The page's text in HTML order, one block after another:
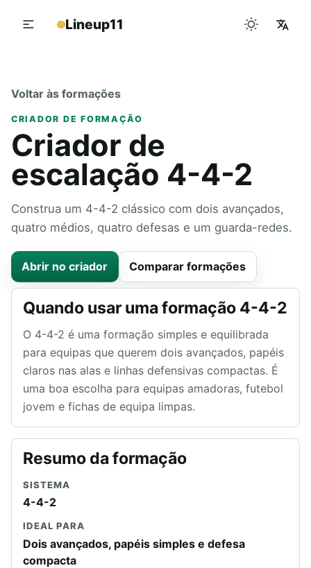
Lineup11
Voltar às formações
CRIADOR DE FORMAÇÃO
Criador de
escalação 4-4-2
Construa um 4-4-2 clássico com dois avançados,
quatro médios, quatro defesas e um guarda-redes.
Abrir no criador Comparar formações
Quando usar uma formação 4-4-2
O 4-4-2 é uma formação simples e equilibrada
para equipas que querem dois avançados, papéis
claros nas alas e linhas defensivas compactas. É
uma boa escolha para equipas amadoras, futebol
jovem e fichas de equipa limpas.
Resumo da formação
SISTEMA
4-4-2
IDEAL PARA
Dois avançados, papéis simples e defesa
compacta